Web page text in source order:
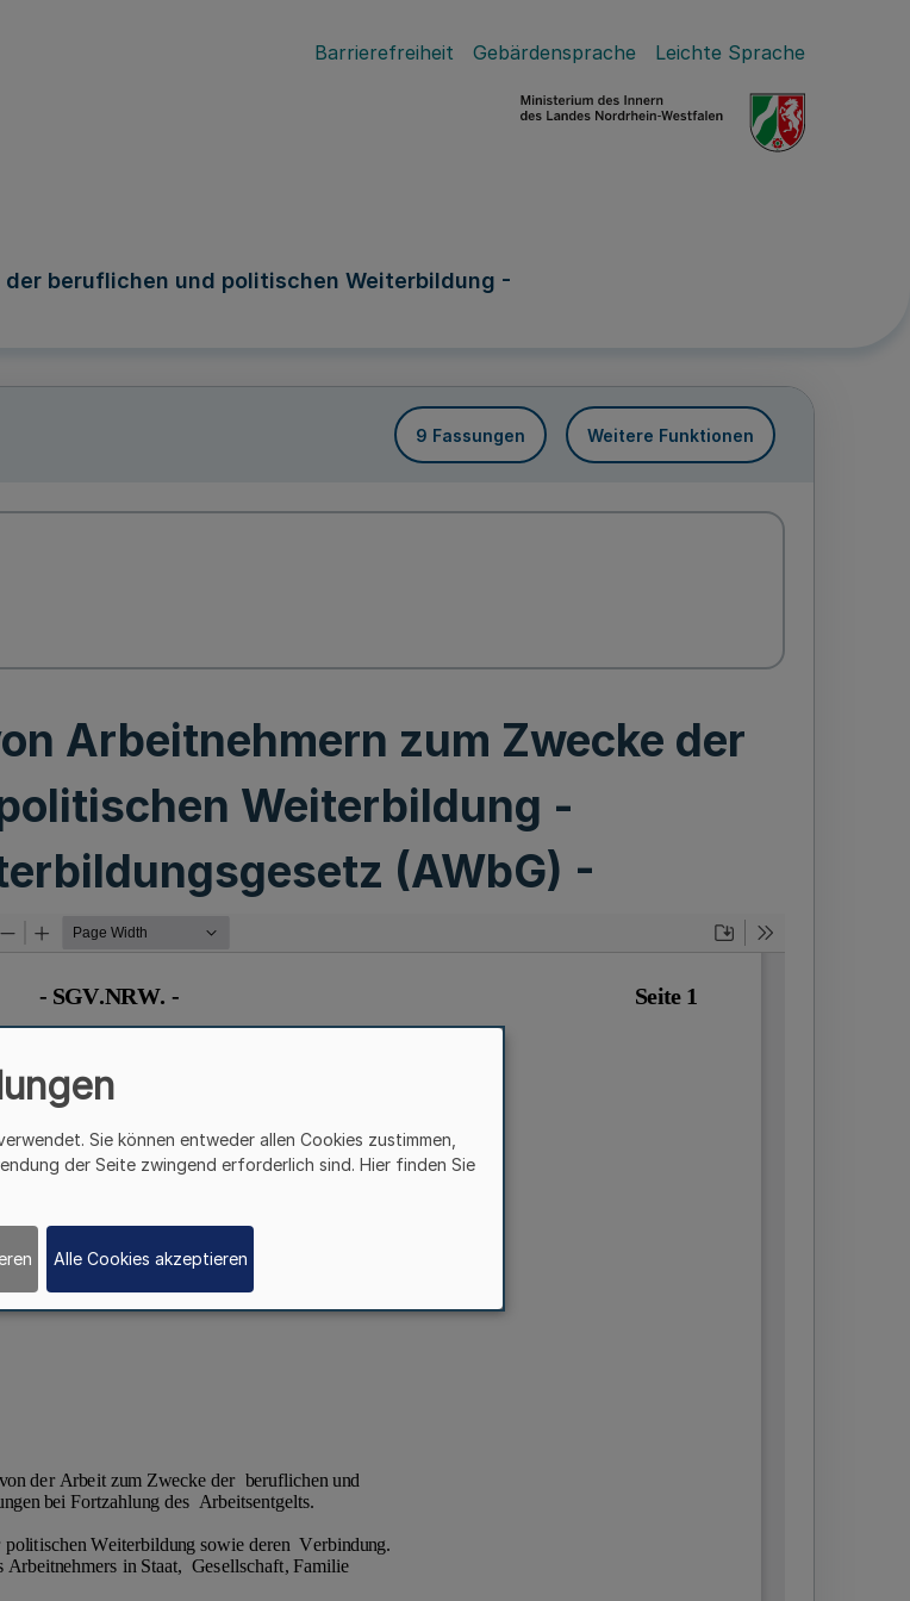
Barrierefreiheit Gebärdensprache Leichte Sprache
beruflichen und politischen Weiterbildung -
9 Fassungen Weitere Funktionen
Arbeitnehmern zum Zwecke der
Weiterbildung -
(AWbG) -
Sie können entweder allen Cookies zustimmen,
der Seite zwingend erforderlich sind. Hier finden Sie
Alle Cookies akzeptieren